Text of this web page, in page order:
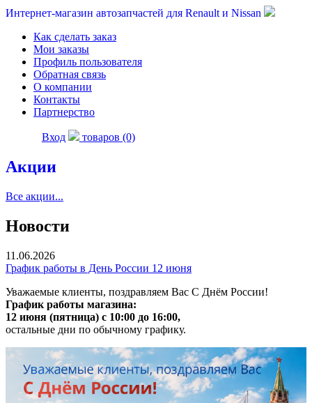
Интернет-магазин автозапчастей для Renault и Nissan
Как сделать заказ
Мои заказы
Профиль пользователя
Обратная связь
О компании
Контакты
Партнерство
Вход товаров (0)
Акции
Все акции...
Новости
11.06.2026
График работы в День России 12 июня
Уважаемые клиенты, поздравляем Вас С Днём России!
График работы магазина:
12 июня (пятница) с 10:00 до 16:00,
остальные дни по обычному графику.